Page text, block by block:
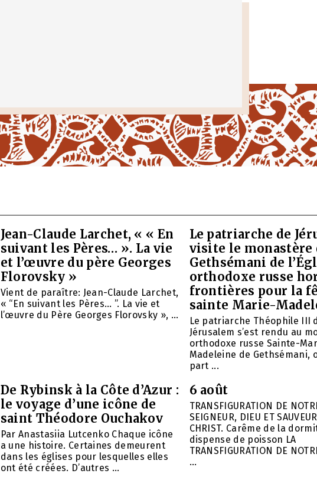
Jean-Claude Larchet, « « En
suivant les Pères… ». La vie
et l’œuvre du père Georges
Florovsky »
Vient de paraître: Jean-Claude Larchet,
« “En suivant les Pères… ”. La vie et
l’œuvre du Père Georges Florovsky », ...
Le patriarche de
visite le monastère
Gethsémani de
orthodoxe russe
frontières pour la
sainte Marie-
Le patriarche Théophile III
Jérusalem s’est rendu au
orthodoxe russe Sainte-
Madeleine de Gethsémani,
part ...
De Rybinsk à la Côte d’Azur :
le voyage d’une icône de
saint Théodore Ouchakov
Par Anastasiia Lutcenko Chaque icône
a une histoire. Certaines demeurent
dans les églises pour lesquelles elles
ont été créées. D’autres ...
6 août
TRANSFIGURATION DE
SEIGNEUR, DIEU ET
CHRIST. Carême de la
dispense de poisson LA
TRANSFIGURATION DE
...